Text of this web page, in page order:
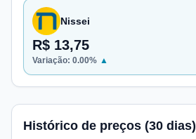
Nissei
R$ 13,75
Variação: 0.00% ▲
Histórico de preços (30 dias)